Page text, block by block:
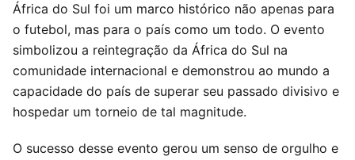
África do Sul foi um marco histórico não apenas para
o futebol, mas para o país como um todo. O evento
simbolizou a reintegração da África do Sul na
comunidade internacional e demonstrou ao mundo a
capacidade do país de superar seu passado divisivo e
hospedar um torneio de tal magnitude.
O sucesso desse evento gerou um senso de orgulho e